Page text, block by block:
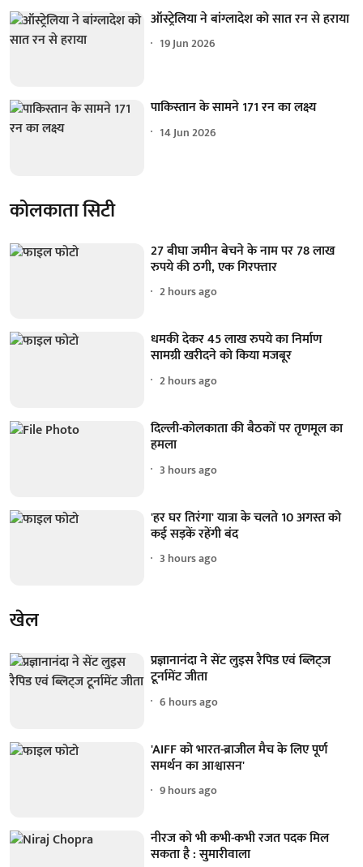
ऑस्ट्रेलिया ने बांग्लादेश को सात रन से हराया
19 Jun 2026
पाकिस्तान के सामने 171 रन का लक्ष्य
14 Jun 2026
कोलकाता सिटी
27 बीघा जमीन बेचने के नाम पर 78 लाख
रुपये की ठगी, एक गिरफ्तार
2 hours ago
धमकी देकर 45 लाख रुपये का निर्माण
सामग्री खरीदने को किया मजबूर
2 hours ago
दिल्ली-कोलकाता की बैठकों पर तृणमूल का
हमला
3 hours ago
'हर घर तिरंगा' यात्रा के चलते 10 अगस्त को
कई सड़कें रहेंगी बंद
3 hours ago
खेल
प्रज्ञानानंदा ने सेंट लुइस रैपिड एवं ब्लिट्ज
टूर्नामेंट जीता
6 hours ago
'AIFF को भारत-ब्राजील मैच के लिए पूर्ण
समर्थन का आश्वासन'
9 hours ago
नीरज को भी कभी-कभी रजत पदक मिल
सकता है : सुमारीवाला